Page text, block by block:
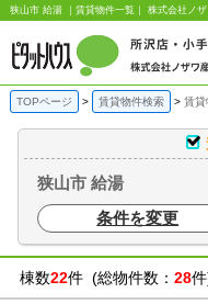
狭山市 給湯 ｜賃貸物件一覧｜ 株式会社ノ
TOPページ 賃貸物件検索 賃貸
狭山市 給湯
条件を変更
棟数22件 (総物件数： 28